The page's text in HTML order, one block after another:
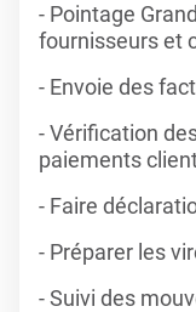
- Pointage
fournisseurs et
- Envoie des
- Vérification
paiements
- Faire
- Préparer les
- Suivi des